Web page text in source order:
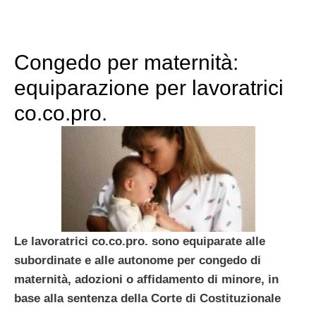
Congedo per maternità:
equiparazione per lavoratrici
co.co.pro.
Le lavoratrici co.co.pro. sono equiparate alle
subordinate e alle autonome per congedo di
maternità, adozioni o affidamento di minore, in
base alla sentenza della Corte di Costituzionale